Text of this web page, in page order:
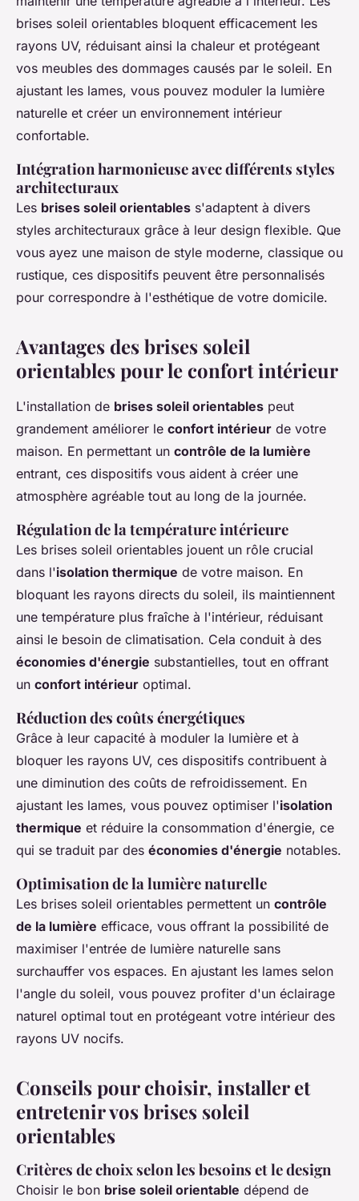
brises soleil orientables bloquent efficacement les
rayons UV, réduisant ainsi la chaleur et protégeant
vos meubles des dommages causés par le soleil. En
ajustant les lames, vous pouvez moduler la lumière
naturelle et créer un environnement intérieur
confortable.
Intégration harmonieuse avec différents styles
architecturaux
Les brises soleil orientables s'adaptent à divers
styles architecturaux grâce à leur design flexible. Que
vous ayez une maison de style moderne, classique ou
rustique, ces dispositifs peuvent être personnalisés
pour correspondre à l'esthétique de votre domicile.
Avantages des brises soleil
orientables pour le confort intérieur
L'installation de brises soleil orientables peut
grandement améliorer le confort intérieur de votre
maison. En permettant un contrôle de la lumière
entrant, ces dispositifs vous aident à créer une
atmosphère agréable tout au long de la journée.
Régulation de la température intérieure
Les brises soleil orientables jouent un rôle crucial
dans l'isolation thermique de votre maison. En
bloquant les rayons directs du soleil, ils maintiennent
une température plus fraîche à l'intérieur, réduisant
ainsi le besoin de climatisation. Cela conduit à des
économies d'énergie substantielles, tout en offrant
un confort intérieur optimal.
Réduction des coûts énergétiques
Grâce à leur capacité à moduler la lumière et à
bloquer les rayons UV, ces dispositifs contribuent à
une diminution des coûts de refroidissement. En
ajustant les lames, vous pouvez optimiser l'isolation
thermique et réduire la consommation d'énergie, ce
qui se traduit par des économies d'énergie notables.
Optimisation de la lumière naturelle
Les brises soleil orientables permettent un contrôle
de la lumière efficace, vous offrant la possibilité de
maximiser l'entrée de lumière naturelle sans
surchauffer vos espaces. En ajustant les lames selon
l'angle du soleil, vous pouvez profiter d'un éclairage
naturel optimal tout en protégeant votre intérieur des
rayons UV nocifs.
Conseils pour choisir, installer et
entretenir vos brises soleil
orientables
Critères de choix selon les besoins et le design
Choisir le bon brise soleil orientable dépend de